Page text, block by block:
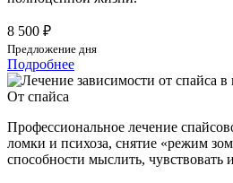
8 500 ₽
Предложение дня
Подробнее
От спайса
Профессиональное лечение
ломки и психоза, снятие «режим
способности мыслить, чувствовать